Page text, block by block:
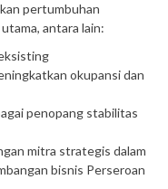
pertumbuhan
antara lain:
okupansi dan
penopang stabilitas
mitra strategis dalam
bisnis Perseroan